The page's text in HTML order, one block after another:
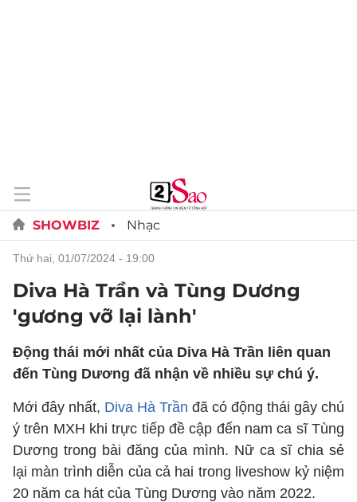
SHOWBIZ Nhạc
thứ hai, 01/07/2024 - 19:00
Diva Hà Trần và Tùng Dương
'gương vỡ lại lành'
Động thái mới nhất của Diva Hà Trần liên quan
đến Tùng Dương đã nhận về nhiều sự chú ý.
Mới đây nhất, Diva Hà Trần đã có động thái gây chú
ý trên MXH khi trực tiếp đề cập đến nam ca sĩ Tùng
Dương trong bài đăng của mình. Nữ ca sĩ chia sẻ
lại màn trình diễn của cả hai trong liveshow kỷ niệm
20 năm ca hát của Tùng Dương vào năm 2022.